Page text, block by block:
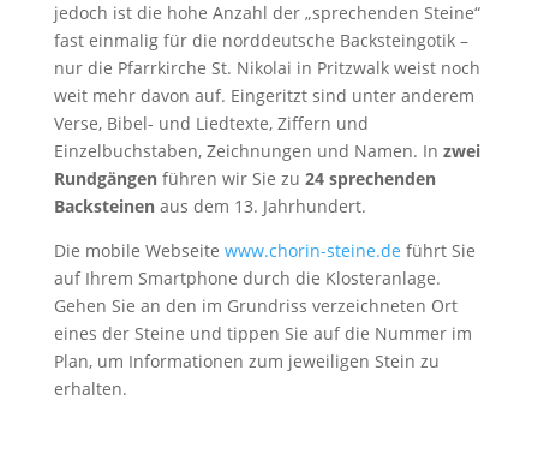
jedoch ist die hohe Anzahl der „sprechenden Steine“
fast einmalig für die norddeutsche Backsteingotik –
nur die Pfarrkirche St. Nikolai in Pritzwalk weist noch
weit mehr davon auf. Eingeritzt sind unter anderem
Verse, Bibel- und Liedtexte, Ziffern und
Einzelbuchstaben, Zeichnungen und Namen. In zwei
Rundgängenführen wir Sie zu 24 sprechenden
Backsteinenaus dem 13. Jahrhundert.
Die mobile Webseite www.chorin-steine.de führt Sie
auf Ihrem Smartphone durch die Klosteranlage.
Gehen Sie an den im Grundriss verzeichneten Ort
eines der Steine und tippen Sie auf die Nummer im
Plan, um Informationen zum jeweiligen Stein zu
erhalten.